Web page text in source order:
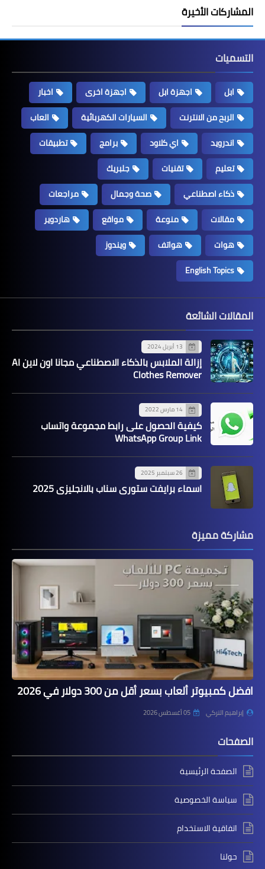
المشاركات الأخيرة
التسميات
ابل اجهزة ابل اجهزة اخرى
اخبار
الربح من الانترنت
السيارات الكهربائية
العاب
اندرويد
اي كلاود برامج
تطبيقات
تعليم
تقنيات
جلبريك
ذكاء اصطناعي
صحة وجمال
مراجعات
مقالات
منوعة مواقع
هاردوير
هوات
هواتف
ويندوز
English Topics
المقالات الشائعة
13 أبريل 2024
إزالة الملابس بالذكاء الاصطناعي مجانا اون لاين AI
Clothes Remover
14 مارس 2022
كيفية الحصول على رابط مجموعة واتساب
WhatsApp Group Link
26 سبتمبر 2025
اسماء برايفت ستوري سناب بالانجليزي 2025
مشاركة مميزة
افضل كمبيوتر ألعاب بسعر أقل من 300 دولار في 2026
إبراهيم التركي 05 أغسطس 2026
الصفحات
الصفحة الرئيسية
سياسة الخصوصية
اتفاقية الاستخدام
حولنا